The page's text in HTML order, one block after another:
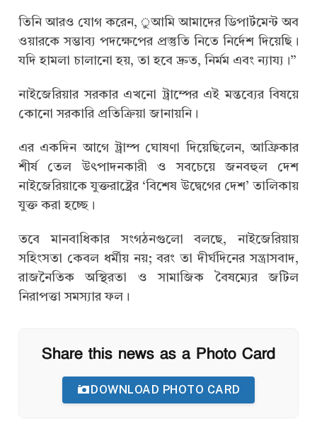
তিনি আরও যোগ করেন, ুআমি আমাদের ডিপার্টমেন্ট অব
ওয়ারকে সম্ভাব্য পদক্ষেপের প্রস্তুতি নিতে নির্দেশ দিয়েছি।
যদি হামলা চালানো হয়, তা হবে দ্রুত, নির্মম এবং ন্যায্য।”
নাইজেরিয়ার সরকার এখনো ট্রাম্পের এই মন্তব্যের বিষয়ে
কোনো সরকারি প্রতিক্রিয়া জানায়নি।
এর একদিন আগে ট্রাম্প ঘোষণা দিয়েছিলেন, আফ্রিকার
শীর্ষ তেল উৎপাদনকারী ও সবচেয়ে জনবহুল দেশ
নাইজেরিয়াকে যুক্তরাষ্ট্রের ‘বিশেষ উদ্বেগের দেশ’ তালিকায়
যুক্ত করা হচ্ছে।
তবে মানবাধিকার সংগঠনগুলো বলছে, নাইজেরিয়ায়
সহিংসতা কেবল ধর্মীয় নয়; বরং তা দীর্ঘদিনের সন্ত্রাসবাদ,
রাজনৈতিক অস্থিরতা ও সামাজিক বৈষম্যের জটিল
নিরাপত্তা সমস্যার ফল।
Share this news as a Photo Card
DOWNLOAD PHOTO CARD